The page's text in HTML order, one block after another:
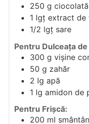
250 g
1 lgț extract de
1/2 lgț sare
Pentru Dulceața
300 g vișine
50 g zahăr
2 lg apă
1 lg amidon de
Pentru Frișcă:
200 ml